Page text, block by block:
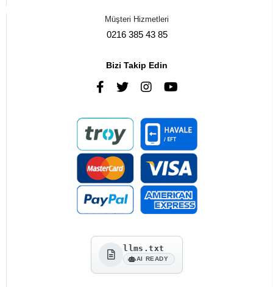
Müşteri Hizmetleri
0216 385 43 85
Bizi Takip Edin
llms.txt
AI READY